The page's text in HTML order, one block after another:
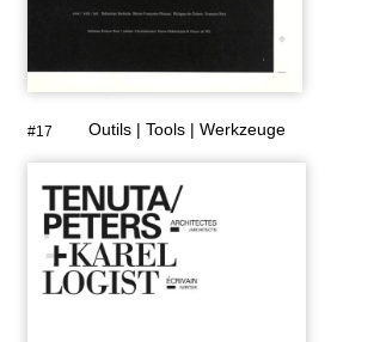
#17 Outils | Tools | Werkzeuge